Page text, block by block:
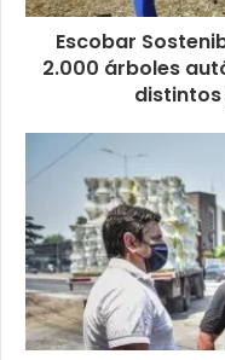
Escobar
2.000 árboles